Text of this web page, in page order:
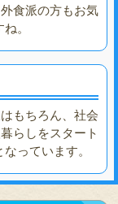
食派の方もお気
。
もちろん、社会
らしをスタート
っています。